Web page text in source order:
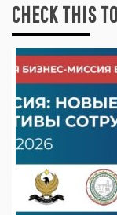
CHECK THIS